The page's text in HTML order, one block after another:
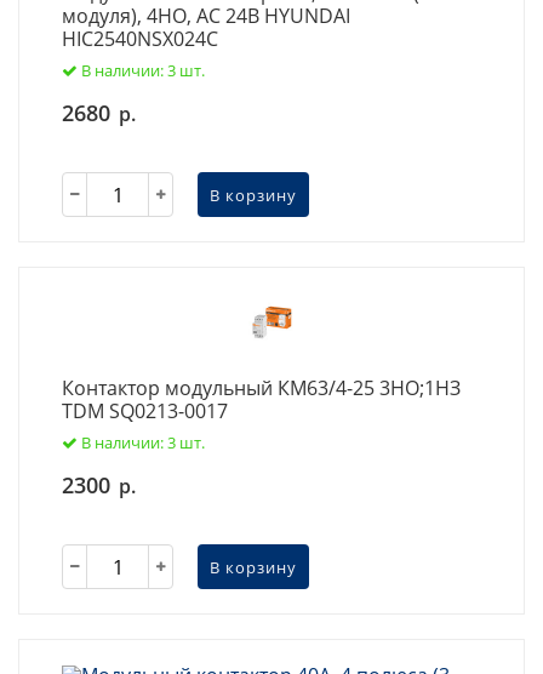
модуля), 4НО, AC 24В HYUNDAI
HIC2540NSX024C
В наличии: 3 шт.
2680 р.
В корзину
Контактор модульный КМ63/4-25 3НО;1НЗ
TDM SQ0213-0017
В наличии: 3 шт.
2300 р.
В корзину